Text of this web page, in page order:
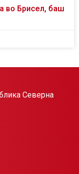
во Брисел, баш
Северна